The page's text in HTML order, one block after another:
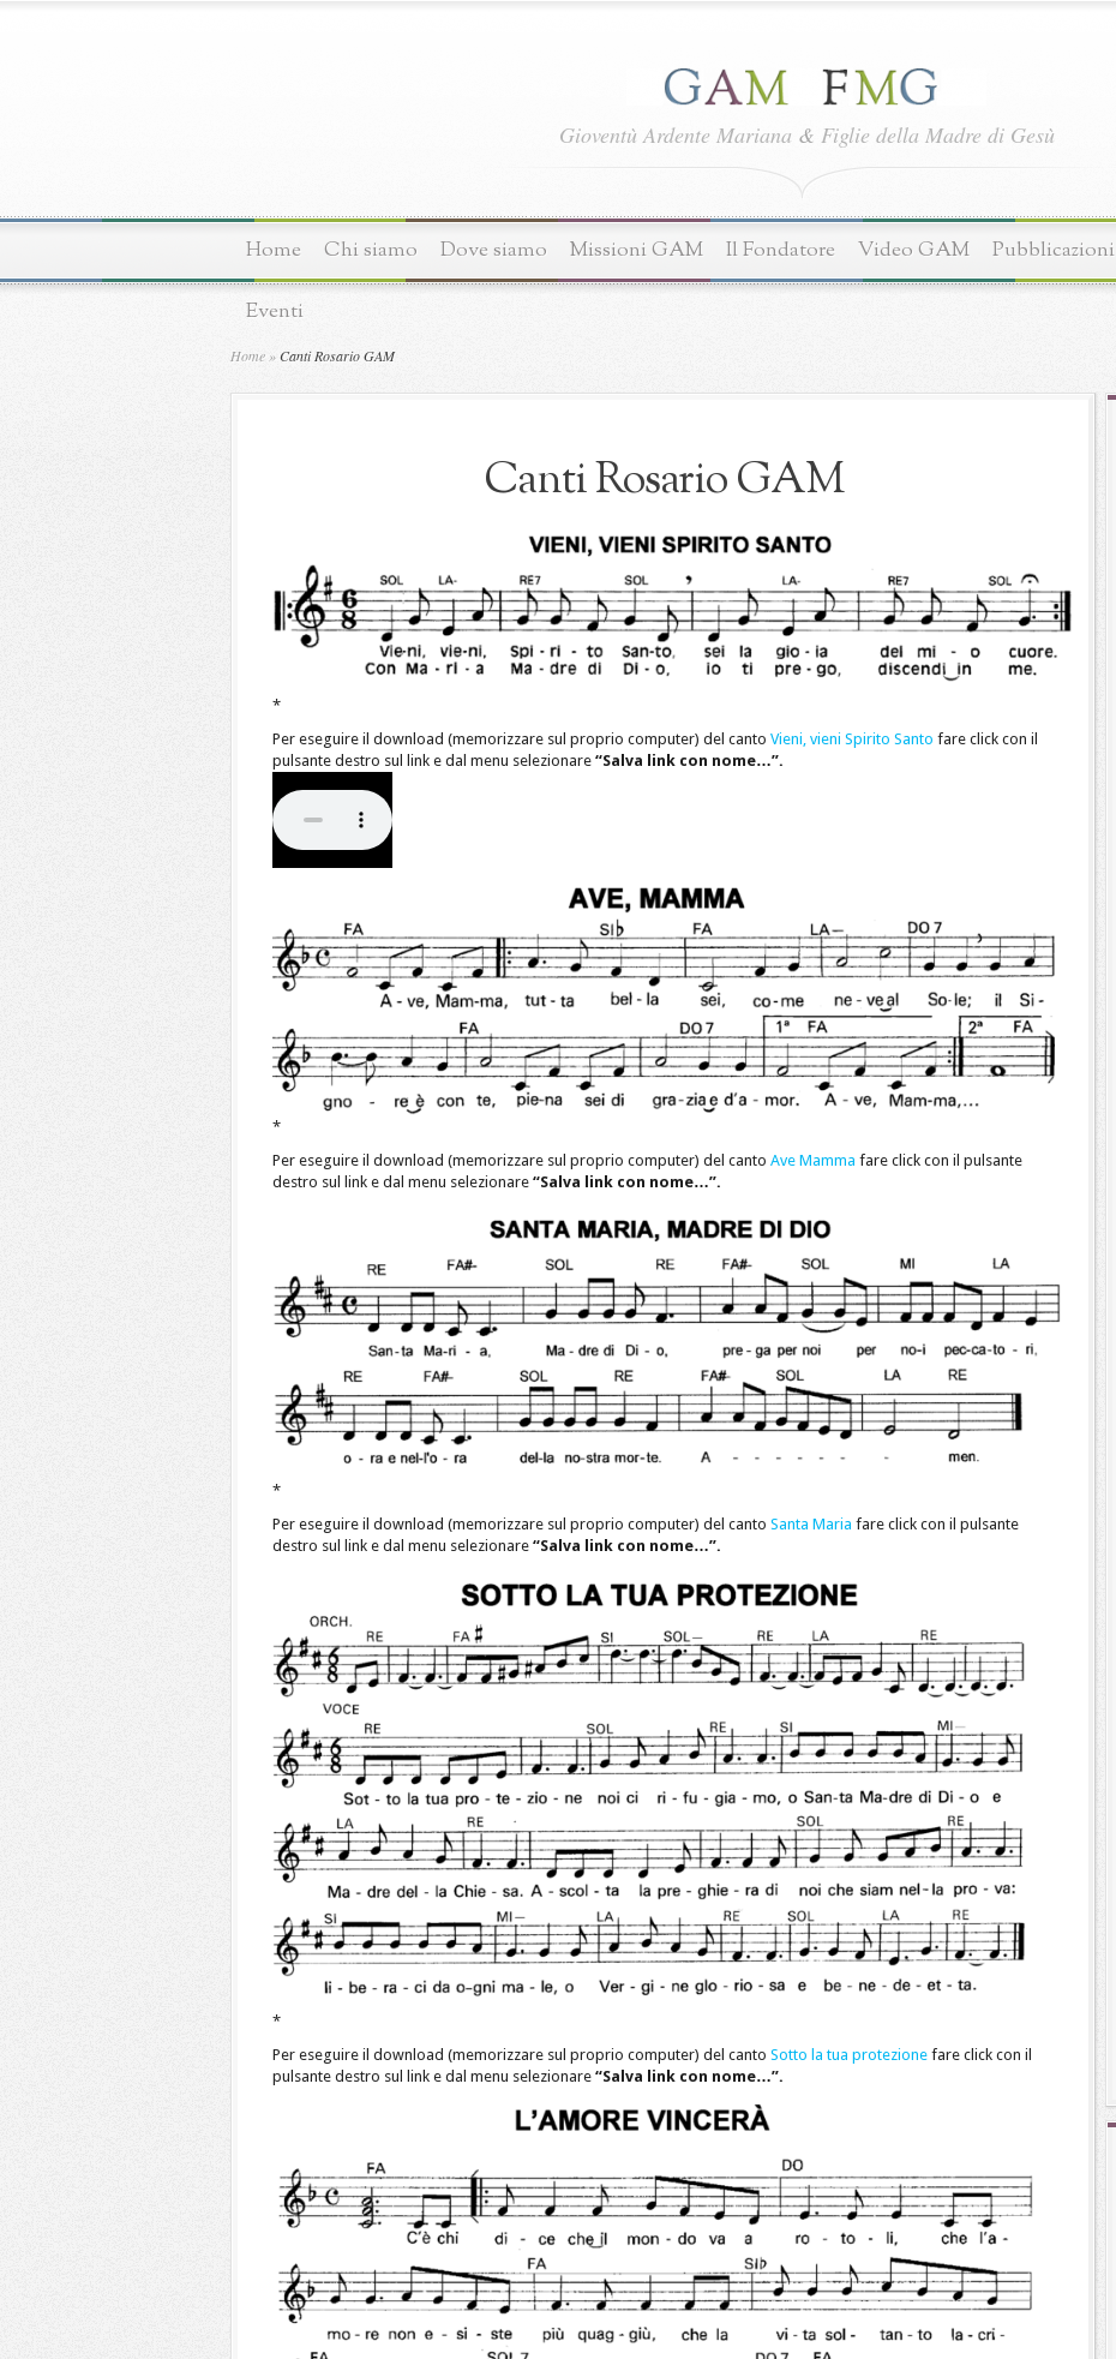
Gioventù Ardente Mariana & Figlie della Madre di Gesù
Home Chi siamo Dove siamo Missioni GAM Il Fondatore Video GAM Pubblicazioni
Eventi
Home »Canti Rosario GAM
Canti Rosario GAM
*
Per eseguire il download (memorizzare sul proprio computer) del canto Vieni, vieni Spirito Santo fare click con il
pulsante destro sul link e dal menu selezionare “Salva link con nome…”.
*
Per eseguire il download (memorizzare sul proprio computer) del canto Ave Mamma fare click con il pulsante
destro sul link e dal menu selezionare “Salva link con nome…”.
*
Per eseguire il download (memorizzare sul proprio computer) del canto Santa Maria fare click con il pulsante
destro sul link e dal menu selezionare “Salva link con nome…”.
*
Per eseguire il download (memorizzare sul proprio computer) del canto Sotto la tua protezione fare click con il
pulsante destro sul link e dal menu selezionare “Salva link con nome…”.